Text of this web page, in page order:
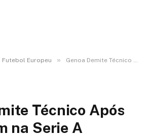
Futebol Europeu » Genoa Demite Técnico Após Início Ruim na Serie A
Técnico Após
na Serie A